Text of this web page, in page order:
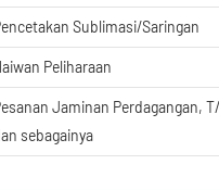
Sublimasi/Saringan
Peliharaan
Jaminan Perdagangan,
sebagainya